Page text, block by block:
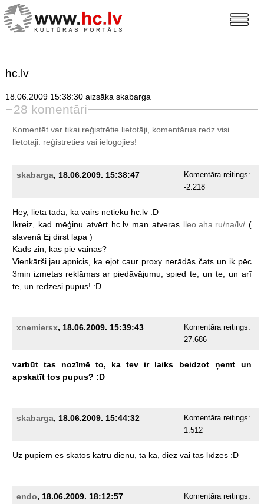
hc.lv
18.06.2009 15:38:30 aizsāka skabarga
28 komentāri
Komentēt var tikai reģistrētie lietotāji, komentārus redz visi
lietotāji. reģistrētiesvai ielogojies!
skabarga, 18.06.2009. 15:38:47
Komentāra reitings:
-2.218
Hey, lieta tāda, ka vairs netieku hc.lv :D
Ikreiz,
kad mēģinu atvērt hc.lv man atveras lleo.aha.ru/na/lv/ (
slavenā Ej dirst lapa )
Kāds zin, kas pie vainas?
Vienkārši jau apnicis, ka ejot caur proxy nerādās čats un ik pēc
3min izmetas reklāmas ar piedāvājumu, spied te, un te, un arī
te, un redzēsi pupus! :D
xnemiersx, 18.06.2009. 15:39:43
Komentāra reitings:
27.686
varbūt tas nozīmē to, ka tev ir laiks beidzot ņemt
un
apskatīt tos pupus? :D
skabarga, 18.06.2009. 15:44:32
Komentāra reitings:
1.512
Uz pupiem es skatos katru dienu, tā kā, diez vai tas līdzēs :D
endo, 18.06.2009. 18:12:57
Komentāra reitings: